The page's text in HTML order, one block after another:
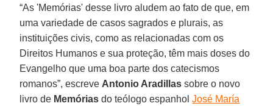
“As 'Memórias' desse livro aludem ao fato de que, em
uma variedade de casos sagrados e plurais, as
instituições civis, como as relacionadas com os
Direitos Humanos e sua proteção, têm mais doses do
Evangelho que uma boa parte dos catecismos
romanos”, escreve Antonio Aradillas sobre o novo
livro de Memórias do teólogo espanholJosé María